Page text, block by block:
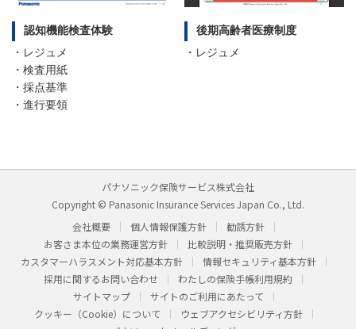
認知機能検査体験
・レジュメ
・検査用紙
・採点基準
・進行要領
後期高齢者医療制度
・レジュメ
パナソニック保険サービス株式会社
Copyright © Panasonic Insurance Services Japan Co., Ltd.
会社概要
個人情報保護方針
勧誘方針
お客さま本位の業務運営方針
比較説明・推奨販売方針
カスタマーハラスメント対応基本方針
情報セキュリティ基本方針
採用に関するお問い合わせ
わたしの保険手帳利用規約
サイトマップ
サイトのご利用にあたって
クッキー（Cookie）について
ウェブアクセシビリティ方針